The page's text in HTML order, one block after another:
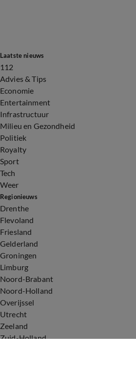
Laatste nieuws
112
Advies & Tips
Economie
Entertainment
Infrastructuur
Milieu en Gezondheid
Politiek
Royalty
Sport
Tech
Weer
Regionieuws
Drenthe
Flevoland
Friesland
Gelderland
Groningen
Limburg
Noord-Brabant
Noord-Holland
Overijssel
Utrecht
Zeeland
Zuid-Holland